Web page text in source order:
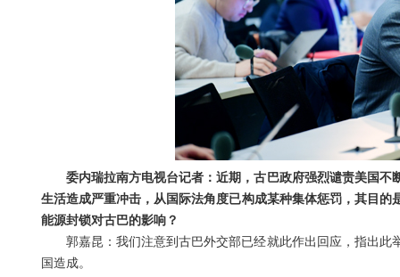
委内瑞拉南方电视台记者：近期，古巴政府强烈谴责美国
生活造成严重冲击，从国际法角度已构成某种集体惩罚，其目
能源封锁对古巴的影响？
郭嘉昆：我们注意到古巴外交部已经就此作出回应，指出
国造成。